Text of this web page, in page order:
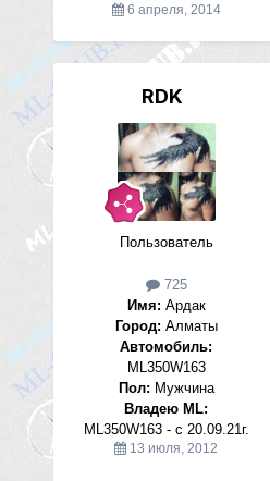
6 апреля, 2014
RDK
Пользователь
725
Имя: Ардак
Город: Алматы
Автомобиль:
ML350W163
Пол: Мужчина
Владею ML:
ML350W163 - c 20.09.21г.
13 июля, 2012